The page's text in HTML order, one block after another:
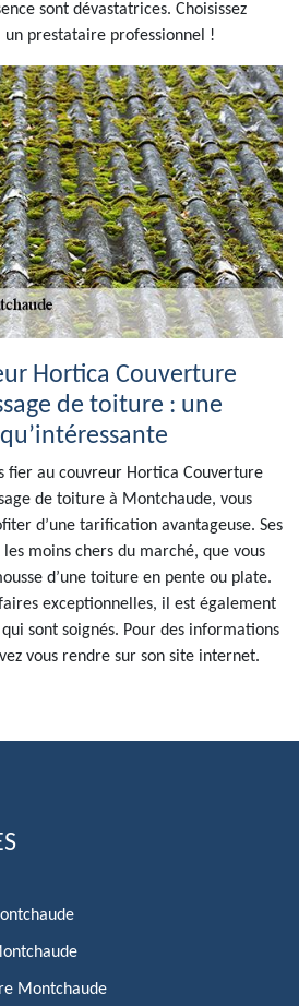
sont dévastatrices. Choisissez
prestataire professionnel !
Hortica Couverture
de toiture : une
fier au couvreur Hortica Couverture
de toiture à Montchaude, vous
d’une tarification avantageuse. Ses
moins chers du marché, que vous
d’une toiture en pente ou plate.
exceptionnelles, il est également
sont soignés. Pour des informations
vous rendre sur son site internet.
Montchaude